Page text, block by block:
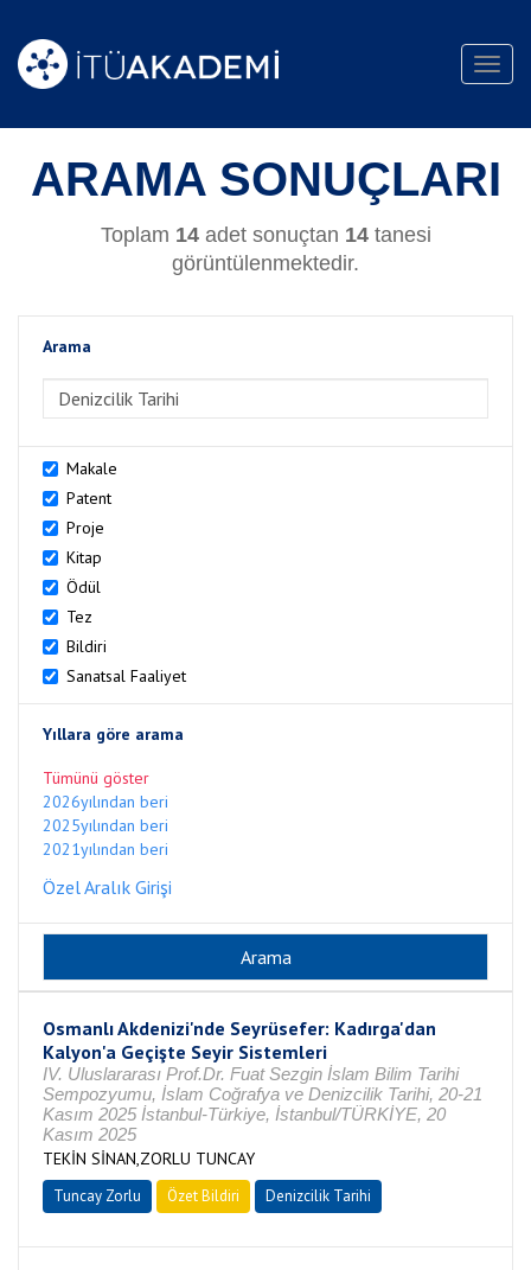
ARAMA SONUÇLARI
Toplam 14adet sonuçtan 14tanesi
görüntülenmektedir.
Arama
Makale
Patent
Proje
Kitap
Ödül
Tez
Bildiri
Sanatsal Faaliyet
Yıllara göre arama
Tümünü göster
2026yılından beri
2025yılından beri
2021yılından beri
Özel Aralık Girişi
Osmanlı Akdenizi'nde Seyrüsefer: Kadırga'dan
Kalyon'a Geçişte Seyir Sistemleri
IV. Uluslararası Prof.Dr. Fuat Sezgin İslam Bilim Tarihi
Sempozyumu, İslam Coğrafya ve Denizcilik Tarihi, 20-21
Kasım 2025 İstanbul-Türkiye, İstanbul/TÜRKİYE, 20
Kasım 2025
TEKİN SİNAN,ZORLU TUNCAY
Tuncay Zorlu Özet Bildiri Denizcilik Tarihi